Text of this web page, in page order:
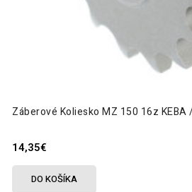
Záberové Koliesko MZ 150 16z
14,35€
DO KOŠÍKA